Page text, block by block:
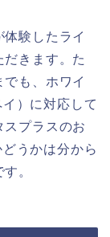
験したライ
きます。た
も、ホワイ
）に対応して
スプラスのお
うかは分から
。